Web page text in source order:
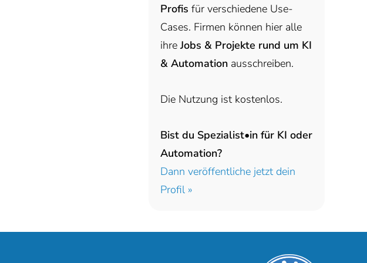
Profis für verschiedene Use-
Cases. Firmen können hier alle
ihreJobs & Projekte rund um KI
& Automation ausschreiben.
Die Nutzung ist kostenlos.
Bist du Spezialist•in für KI oder
Automation?
Dann veröffentliche jetzt dein
Profil »